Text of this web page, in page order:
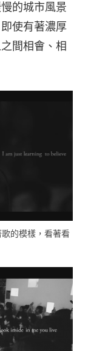
的城市風景
使有著濃厚
間相會、相
歌的模樣，看著看